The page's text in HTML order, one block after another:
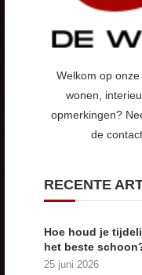
Welkom op
wonen,
opmerkingen?
de
RECENTE
Hoe houd je
het beste
25 juni 2026